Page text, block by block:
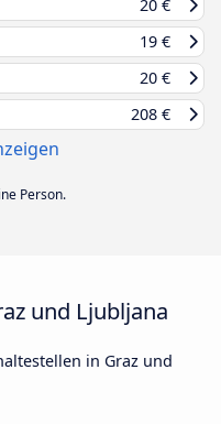
20 €
19 €
20 €
208 €
Person.
und Ljubljana
in Graz und